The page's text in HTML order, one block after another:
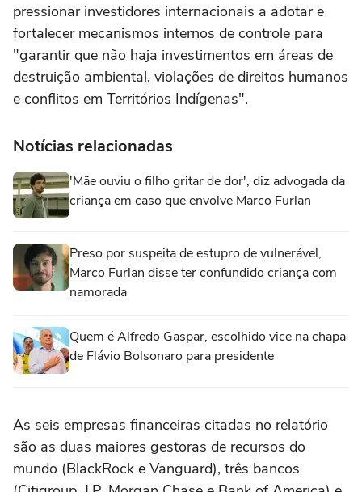
pressionar investidores internacionais a adotar e
fortalecer mecanismos internos de controle para
"garantir que não haja investimentos em áreas de
destruição ambiental, violações de direitos humanos
e conflitos em Territórios Indígenas".
Notícias relacionadas
'Mãe ouviu o filho gritar de dor', diz advogada da
criança em caso que envolve Marco Furlan
Preso por suspeita de estupro de vulnerável,
Marco Furlan disse ter confundido criança com
namorada
Quem é Alfredo Gaspar, escolhido vice na chapa
de Flávio Bolsonaro para presidente
As seis empresas financeiras citadas no relatório
são as duas maiores gestoras de recursos do
mundo (BlackRock e Vanguard), três bancos